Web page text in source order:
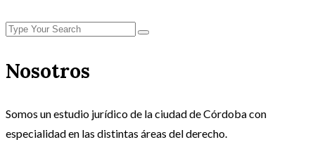
Nosotros
Somos un estudio jurídico de la ciudad de Córdoba con
especialidad en las distintas áreas del derecho.